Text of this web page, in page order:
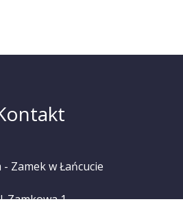
Zamek w Łańcucie
Zamkowa 1